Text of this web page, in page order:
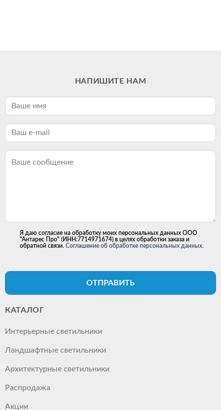
НАПИШИТЕ НАМ
Я даю согласие на обработку моих персональных данных ООО
"Антарес Про" (ИНН:7714971674) в целях обработки заказа и
обратной связи. Соглашение об обработке персональных данных.
ОТПРАВИТЬ
КАТАЛОГ
Интерьерные светильники
Ландшафтные светильники
Архитектурные светильники
Распродажа
Акции